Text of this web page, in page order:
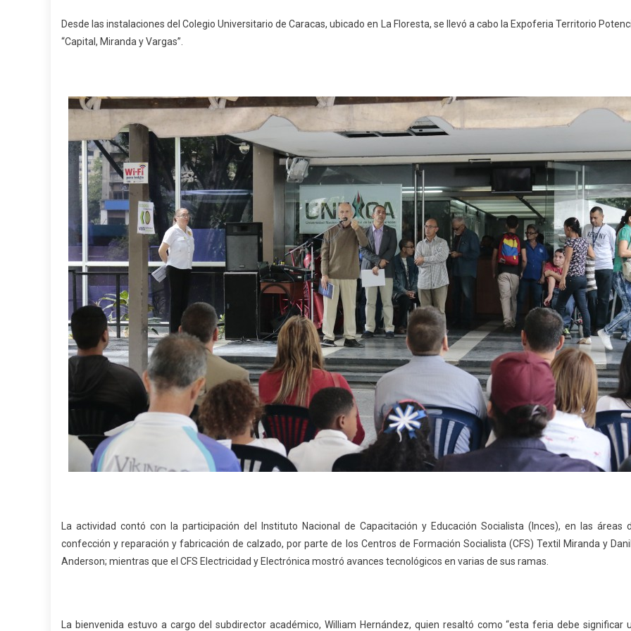
Desde las instalaciones del Colegio Universitario de Caracas, ubicado en La Floresta, se llevó a cabo la Expoferia Territorio
“Capital, Miranda y Vargas”.
La actividad contó con la participación del Instituto Nacional de Capacitación y Educación Socialista (Inces), en las áreas
confección y reparación y fabricación de calzado, por parte de los Centros de Formación Socialista (CFS) Textil Miranda y
Anderson; mientras que el CFS Electricidad y Electrónica mostró avances tecnológicos en varias de sus ramas.
La bienvenida estuvo a cargo del subdirector académico, William Hernández, quien resaltó como “esta feria debe significar